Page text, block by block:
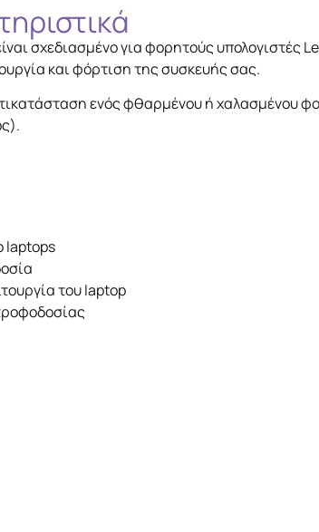
σχεδιασμένο για φορητούς υπολογιστές
και φόρτιση της συσκευής σας.
ενός φθαρμένου ή
laptops
του laptop